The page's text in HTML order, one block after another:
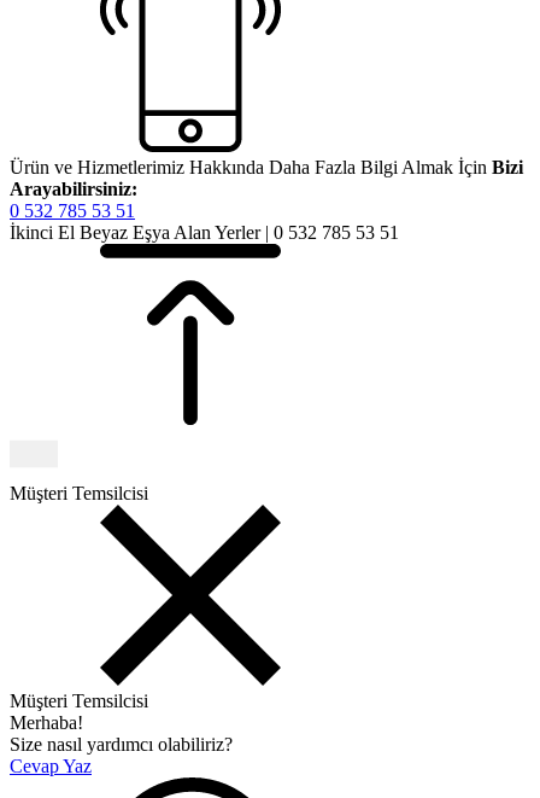
Ürün ve Hizmetlerimiz Hakkında Daha Fazla Bilgi Almak İçin Bizi
Arayabilirsiniz:
0 532 785 53 51
İkinci El Beyaz Eşya Alan Yerler | 0 532 785 53 51
Müşteri Temsilcisi
Müşteri Temsilcisi
Merhaba!
Size nasıl yardımcı olabiliriz?
Cevap Yaz